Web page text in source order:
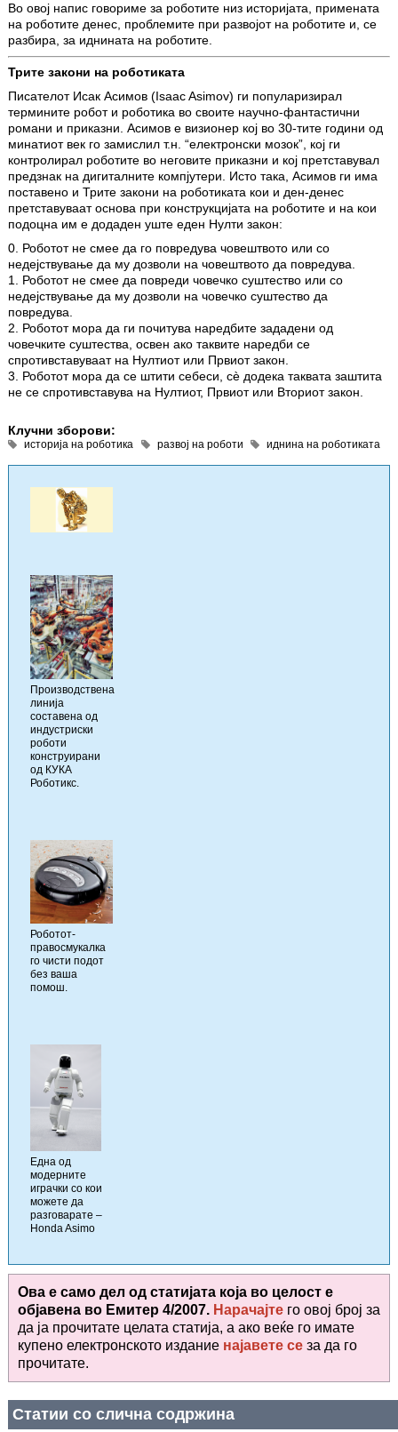
Во овој напис говориме за роботите низ историјата, примената
на роботите денес, проблемите при развојот на роботите и, се
разбира, за иднината на роботите.
Трите закони на роботиката
Писателот Исак Асимов (Isaac Asimov) ги популаризирал
термините робот и роботика во своите научно-фантастични
романи и приказни. Асимов е визионер кој во 30-тите години од
минатиот век го замислил т.н. “електронски мозок”, кој ги
контролирал роботите во неговите приказни и кој претставувал
предзнак на дигиталните компјутери. Исто така, Асимов ги има
поставено и Трите закони на роботиката кои и ден-денес
претставуваат основа при конструкцијата на роботите и на кои
подоцна им е додаден уште еден Нулти закон:
0. Роботот не смее да го повредува човештвото или со
недејствување да му дозволи на човештвото да повредува.
1. Роботот не смее да повреди човечко суштество или со
недејствување да му дозволи на човечко суштество да
повредува.
2. Роботот мора да ги почитува наредбите зададени од
човечките суштества, освен ако таквите наредби се
спротивставуваат на Нултиот или Првиот закон.
3. Роботот мора да се штити себеси, сè додека таквата заштита
не се спротивставува на Нултиот, Првиот или Вториот закон.
Клучни зборови:
историја на роботика развој на роботи иднина на роботиката
Производствена
линија
составена од
индустриски
роботи
конструирани
од КУКА
Роботикс.
Роботот-
правосмукалка
го чисти подот
без ваша
помош.
Една од
модерните
играчки со кои
можете да
разговарате –
Honda Asimo
Ова е само дел од статијата која во целост е
објавена во Емитер 4/2007. Нарачајте го овој број за
да ја прочитате целата статија, а ако веќе го имате
купено електронското издание најавете се за да го
прочитате.
Статии со слична содржина